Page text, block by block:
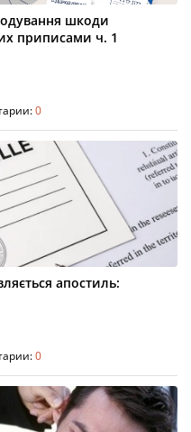
шкоди
приписами ч. 1
0
апостиль:
0